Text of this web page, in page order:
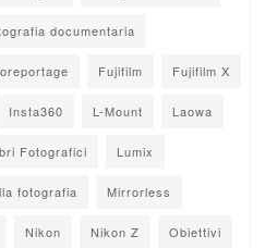
documentaria
Fujifilm Fujifilm X
Insta360 L-Mount Laowa
Fotografici Lumix
fotografia Mirrorless
Nikon Nikon Z Obiettivi